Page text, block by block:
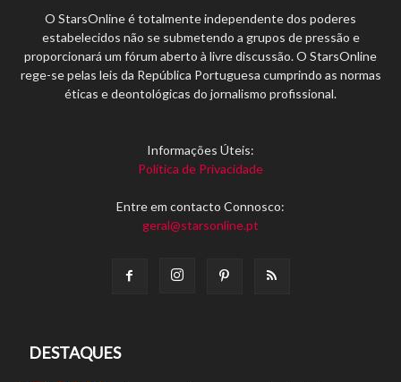
O StarsOnline é totalmente independente dos poderes
estabelecidos não se submetendo a grupos de pressão e
proporcionará um fórum aberto à livre discussão. O StarsOnline
rege-se pelas leis da República Portuguesa cumprindo as normas
éticas e deontológicas do jornalismo profissional.
Informações Úteis:
Política de Privacidade
Entre em contacto Connosco:
geral@starsonline.pt
DESTAQUES